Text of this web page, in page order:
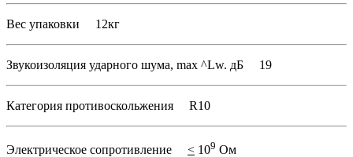
Вес упаковки 12кг
Звукоизоляция ударного шума, max ^Lw. дБ 19
Категория противоскольжения R10
Электрическое сопротивление < 109 Ом